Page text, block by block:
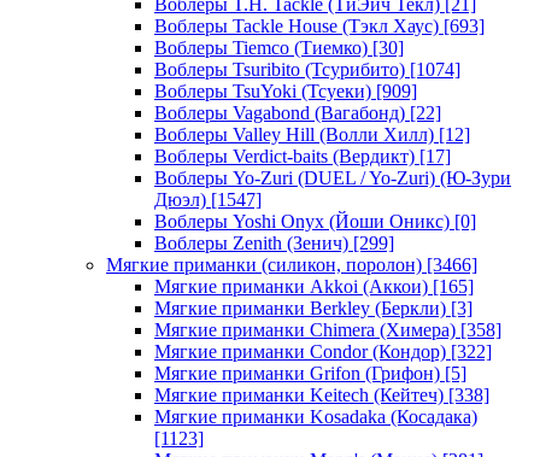
Воблеры T.H. Tackle (ТиЭйч Текл) [21]
Воблеры Tackle House (Тэкл Хаус) [693]
Воблеры Tiemco (Тиемко) [30]
Воблеры Tsuribito (Тсурибито) [1074]
Воблеры TsuYoki (Тсуеки) [909]
Воблеры Vagabond (Вагабонд) [22]
Воблеры Valley Hill (Волли Хилл) [12]
Воблеры Verdict-baits (Вердикт) [17]
Воблеры Yo-Zuri (DUEL / Yo-Zuri) (Ю-Зури
Дюэл) [1547]
Воблеры Yoshi Onyx (Йоши Оникс) [0]
Воблеры Zenith (Зенич) [299]
Мягкие приманки (силикон, поролон) [3466]
Мягкие приманки Akkoi (Аккои) [165]
Мягкие приманки Berkley (Беркли) [3]
Мягкие приманки Chimera (Химера) [358]
Мягкие приманки Condor (Кондор) [322]
Мягкие приманки Grifon (Грифон) [5]
Мягкие приманки Keitech (Кейтеч) [338]
Мягкие приманки Kosadaka (Косадака)
[1123]